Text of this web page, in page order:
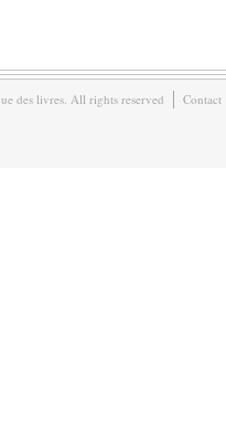
des livres. All rights reserved Contact